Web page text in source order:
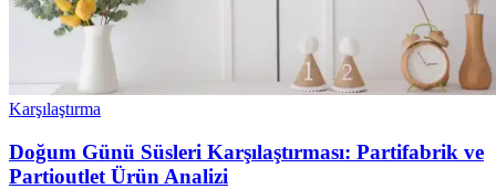
Karşılaştırma
Doğum Günü Süsleri Karşılaştırması: Partifabrik ve
Partioutlet Ürün Analizi